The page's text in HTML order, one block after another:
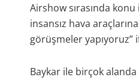
Airshow sırasında konu
insansız hava
görüşmeler yapıyoruz”
Baykar ile birçok